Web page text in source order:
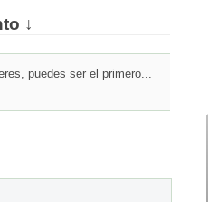
↓
puedes ser el primero...